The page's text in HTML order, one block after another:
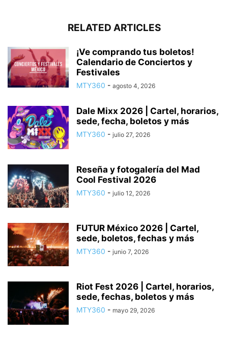
RELATED ARTICLES
¡Ve comprando tus boletos!
Calendario de Conciertos y
Festivales
MTY360 - agosto 4, 2026
Dale Mixx 2026 | Cartel, horarios,
sede, fecha, boletos y más
MTY360 - julio 27, 2026
Reseña y fotogalería del Mad
Cool Festival 2026
MTY360 - julio 12, 2026
FUTUR México 2026 | Cartel,
sede, boletos, fechas y más
MTY360 - junio 7, 2026
Riot Fest 2026 | Cartel, horarios,
sede, fechas, boletos y más
MTY360 - mayo 29, 2026